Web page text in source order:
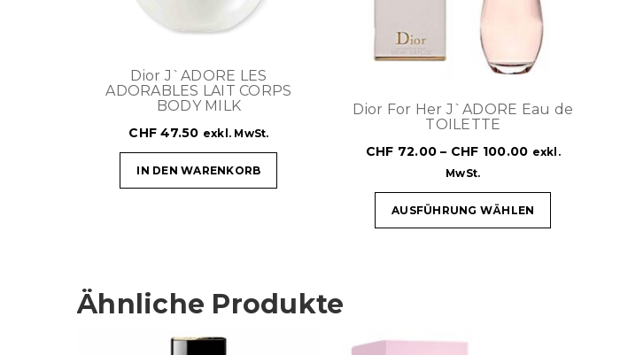
Dior J`ADORE LES
ADORABLES LAIT CORPS
BODY MILK
CHF 47.50 exkl. MwSt.
IN DEN WARENKORB
Dior For Her J`ADORE Eau de
TOILETTE
CHF 72.00 – CHF 100.00 exkl.
MwSt.
AUSFÜHRUNG WÄHLEN
Ähnliche Produkte